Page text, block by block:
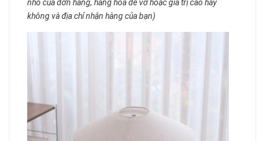
nhỏ của đơn hàng, hàng hoá dễ vỡ hoặc giá trị cao hay
không và địa chỉ nhận hàng của bạn)